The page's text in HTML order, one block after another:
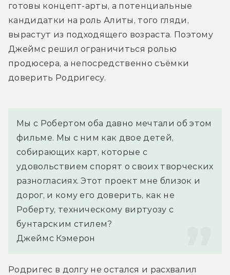
готовы концепт-арты, а потенциальные
кандидатки на роль Алиты, того гляди,
вырастут из подходящего возраста. Поэтому
Джеймс решил ограничиться ролью
продюсера, а непосредственно съёмки
доверить Родригесу.
Мы с Робертом оба давно мечтали об этом
фильме. Мы с ним как двое детей,
собирающих карт, которые с
удовольствием спорят о своих творческих
разногласиях. Этот проект мне близок и
дорог, и кому его доверить, как не
Роберту, техническому виртуозу с
бунтарским стилем?
Джеймс Кэмерон
Родригес в долгу не остался и расхвалил